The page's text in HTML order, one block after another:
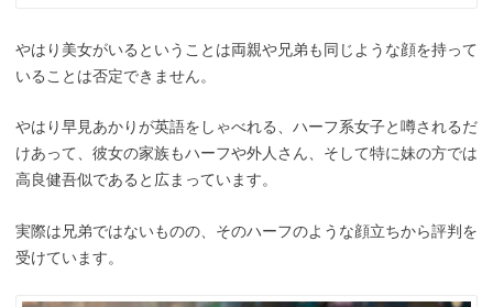
やはり美女がいるということは両親や兄弟も同じような顔を持って
いることは否定できません。
やはり早見あかりが英語をしゃべれる、ハーフ系女子と噂されるだ
けあって、彼女の家族もハーフや外人さん、そして特に妹の方では
高良健吾似であると広まっています。
実際は兄弟ではないものの、そのハーフのような顔立ちから評判を
受けています。